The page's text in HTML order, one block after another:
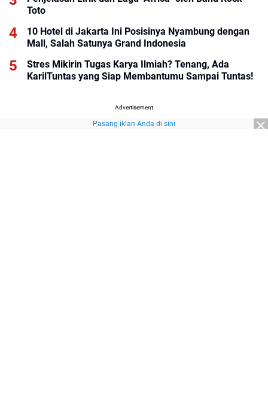
Toto
10 Hotel di Jakarta Ini Posisinya Nyambung dengan
Mall, Salah Satunya Grand Indonesia
Stres Mikirin Tugas Karya Ilmiah? Tenang, Ada
KarilTuntas yang Siap Membantumu Sampai Tuntas!
Advertisement
Pasang iklan Anda di sini